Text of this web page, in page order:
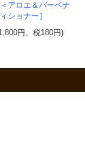
アロエ＆バーベナ
ショナー］
円、税180円)